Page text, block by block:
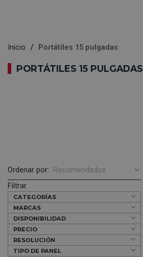
Inicio Portátiles 15 pulgadas
PORTÁTILES 15 PULGADAS
Ordenar por:
Filtrar
CATEGORÍAS
MARCAS
DISPONIBILIDAD
PRECIO
RESOLUCIÓN
TIPO DE PANEL